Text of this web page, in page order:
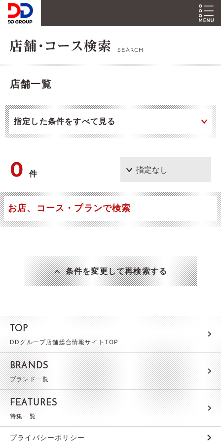
SEARCH
店舗一覧
指定した条件をすべて見る
0件
お店、コース・プランで検索
条件を変更して再検索する
TOP
DDグループ店舗総合情報サイトTOP
BRANDS
ブランド一覧
FEATURES
特集一覧
プライバシーポリシー